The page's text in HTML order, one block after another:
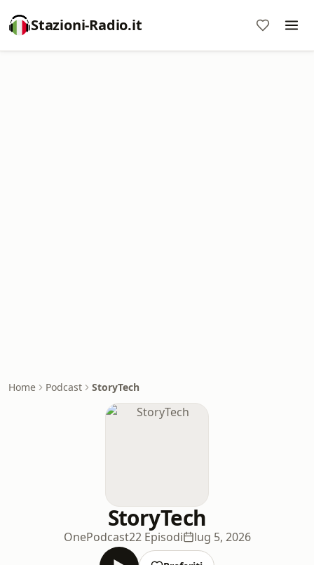
Stazioni-Radio.it
Home Podcast StoryTech
StoryTech
OnePodcast22 Episodi lug 5, 2026